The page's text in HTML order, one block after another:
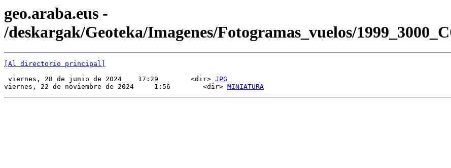
geo.araba.eus -
/deskargak/Geoteka/Imagenes/Fotogramas_vuelos/
[Al directorio principal]
viernes, 28 de junio de 2024    17:29        <dir> JPG
viernes, 22 de noviembre de 2024     1:56        <dir> MINIATURA